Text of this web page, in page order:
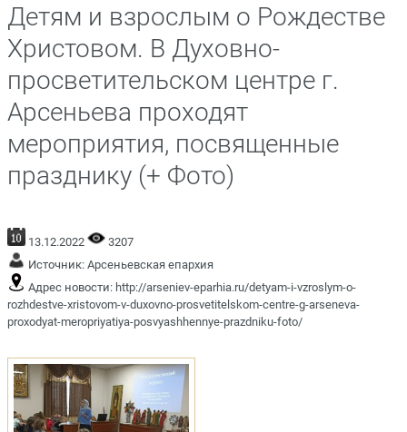
Детям и взрослым о Рождестве
Христовом. В Духовно-
просветительском центре г.
Арсеньева проходят
мероприятия, посвященные
празднику (+ Фото)
13.12.2022
3207
Источник: Арсеньевская епархия
Адрес новости: http://arseniev-eparhia.ru/detyam-i-vzroslym-o-
rozhdestve-xristovom-v-duxovno-prosvetitelskom-centre-g-arseneva-
proxodyat-meropriyatiya-posvyashhennye-prazdniku-foto/